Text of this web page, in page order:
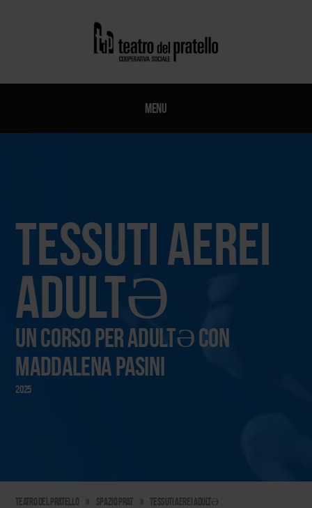
Menu
Tessuti aerei
adultƏ
un corso per adultƏ con
Maddalena Pasini
2025
Teatro del Pratello » Spazio PraT » Tessuti aerei adultƏ